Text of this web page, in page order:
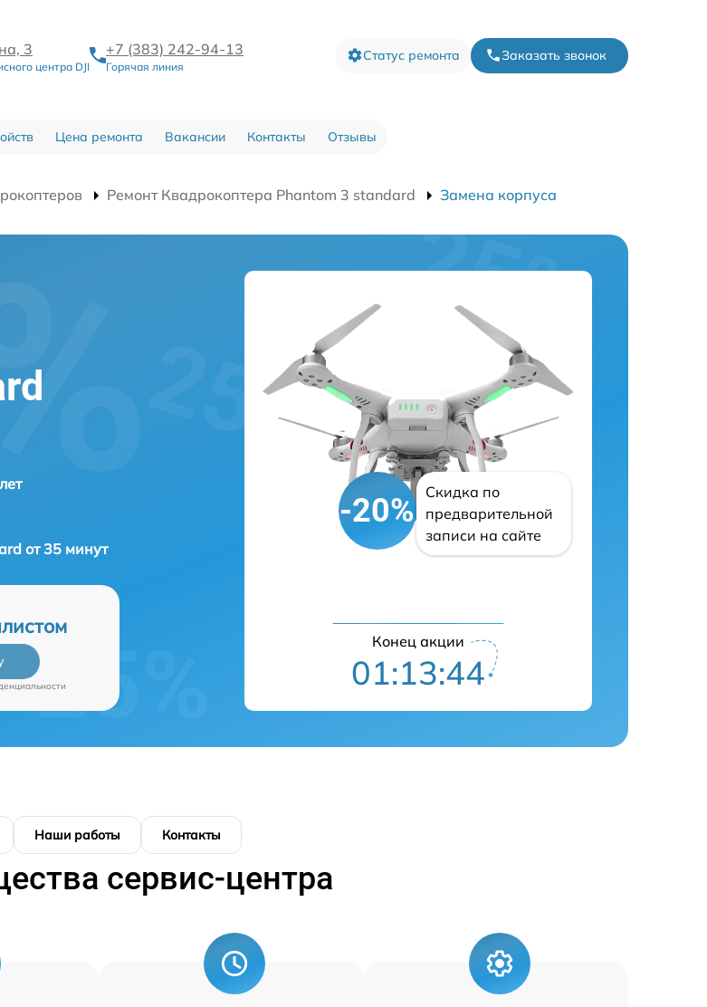
3
центра DJI
+7 (383) 242-94-13
Горячая линия
Статус ремонта Заказать звонок
Цена ремонта Вакансии Контакты Отзывы
Ремонт Квадрокоптера Phantom 3 standard Замена корпуса
от 35 минут
-20%
Скидка по
предварительной
записи на сайте
Конец акции
01:13:43
Наши работы Контакты
сервис-центра